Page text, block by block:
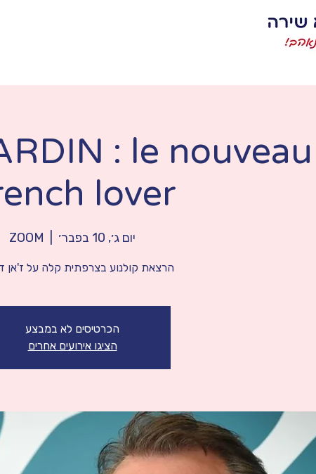
: le nouveau
lover
יום ג׳, 10 בפבר׳ ZOOM
הרצאת קולנוע בצרפתית קלה על ז'אן
הכרטיסים לא במבצע
הציגו אירועים אחרים